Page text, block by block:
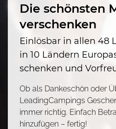
Die schönsten
verschenken
Einlösbar in allen 48
in 10 Ländern
schenken und
Ob als Dankeschön oder
LeadingCampings
immer richtig. Einfach
hinzufügen – fertig!